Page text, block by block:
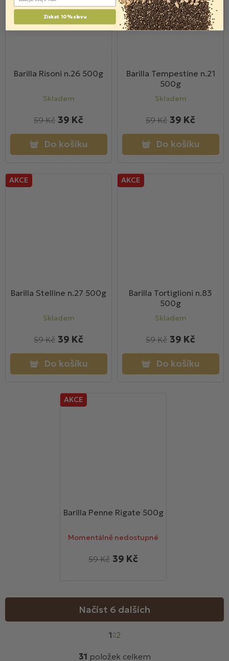
Barilla Risoni n.26 500g
Skladem
39 Kč
59 Kč
Do košíku
Barilla Tempestine n.21
500g
Skladem
39 Kč
59 Kč
Do košíku
AKCE
Barilla Stelline n.27 500g
Skladem
39 Kč
59 Kč
Do košíku
AKCE
Barilla Tortiglioni n.83
500g
Skladem
39 Kč
59 Kč
Do košíku
AKCE
Barilla Penne Rigate 500g
Momentálně nedostupné
39 Kč
59 Kč
v
Načíst 6 dalších
t
á
1 2
31 položek celkem
Získat 10% slevu